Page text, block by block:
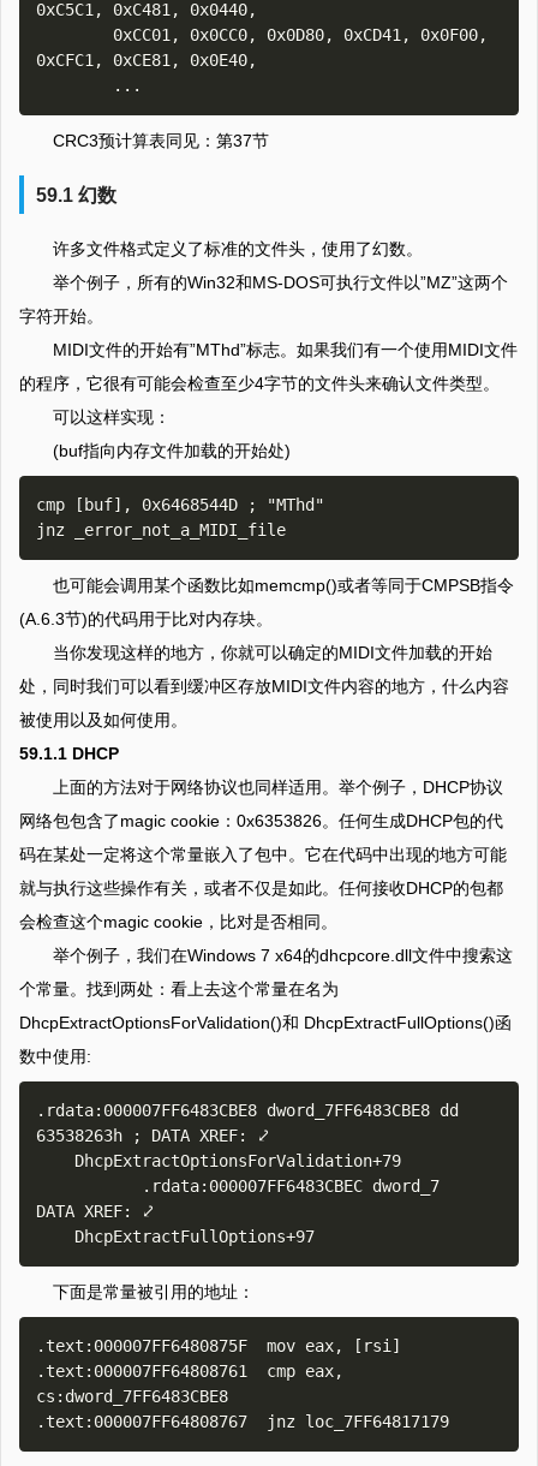
0xC5C1, 0xC481, 0x0440,
0xCFC1, 0xCE81, 0x0E40,
CRC3预计算表同见：第37节
59.1 幻数
许多文件格式定义了标准的文件头，使用了幻数。
举个例子，所有的Win32和MS-DOS可执行文件以”MZ”这两个
字符开始。
MIDI文件的开始有”MThd”标志。如果我们有一个使用MIDI文件
的程序，它很有可能会检查至少4字节的文件头来确认文件类型。
可以这样实现：
(buf指向内存文件加载的开始处)
cmp [buf], 0x6468544D ; "MThd"
也可能会调用某个函数比如memcmp()或者等同于CMPSB指令
(A.6.3节)的代码用于比对内存块。
当你发现这样的地方，你就可以确定的MIDI文件加载的开始
处，同时我们可以看到缓冲区存放MIDI文件内容的地方，什么内容
被使用以及如何使用。
59.1.1 DHCP
上面的方法对于网络协议也同样适用。举个例子，DHCP协议
网络包包含了magic cookie：0x6353826。任何生成DHCP包的代
码在某处一定将这个常量嵌入了包中。它在代码中出现的地方可能
就与执行这些操作有关，或者不仅是如此。任何接收DHCP的包都
会检查这个magic cookie，比对是否相同。
举个例子，我们在Windows 7 x64的dhcpcore.dll文件中搜索这
个常量。找到两处：看上去这个常量在名为
DhcpExtractOptionsForValidation()和 DhcpExtractFullOptions()函
数中使用:
.rdata:000007FF6483CBE8 dword_7FF6483CBE8 dd
63538263h ; DATA XREF: ⤦
￼￼￼￼￼￼￼￼￼￼￼.rdata:000007FF6483CBEC dword_7
DATA XREF: ⤦
下面是常量被引用的地址：
.text:000007FF6480875F  mov eax, [rsi]
.text:000007FF64808761  cmp eax,
cs:dword_7FF6483CBE8